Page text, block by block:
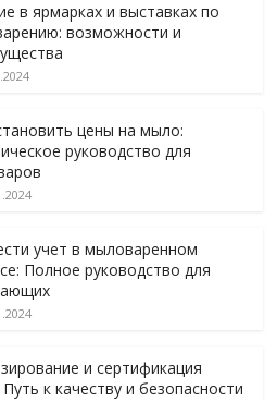
в ярмарках и выставках по
возможности и
цены на мыло:
руководство для
учет в мыловаренном
Полное руководство для
и сертификация
к качеству и безопасности